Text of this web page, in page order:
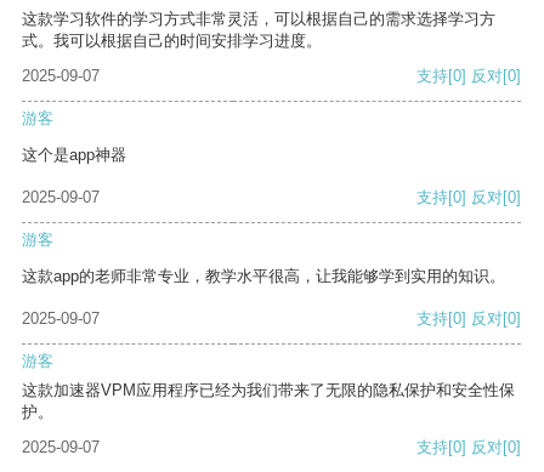
这款学习软件的学习方式非常灵活，可以根据自己的需求选择学习方
式。我可以根据自己的时间安排学习进度。
2025-09-07
支持[0] 反对[0]
游客
这个是app神器
2025-09-07 支持[0] 反对[0]
游客
这款app的老师非常专业，教学水平很高，让我能够学到实用的知识。
2025-09-07 支持[0] 反对[0]
游客
这款加速器VPM应用程序已经为我们带来了无限的隐私保护和安全性保
护。
2025-09-07
支持[0] 反对[0]